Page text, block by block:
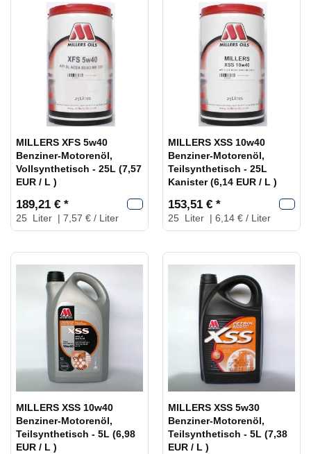
MILLERS XFS 5w40
Benziner-Motorenöl,
Vollsynthetisch - 25L (7,57
EUR / L )
189,21 € *
25 Liter | 7,57 € / Liter
MILLERS XSS 10w40
Benziner-Motorenöl,
Teilsynthetisch - 25L
Kanister (6,14 EUR / L )
153,51 € *
25 Liter | 6,14 € / Liter
MILLERS XSS 10w40
Benziner-Motorenöl,
Teilsynthetisch - 5L (6,98
EUR / L )
MILLERS XSS 5w30
Benziner-Motorenöl,
Teilsynthetisch - 5L (7,38
EUR / L )